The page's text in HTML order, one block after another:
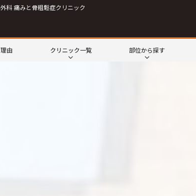
科 痛みと骨粗鬆症クリニック
由 クリニック一覧 部位から探す